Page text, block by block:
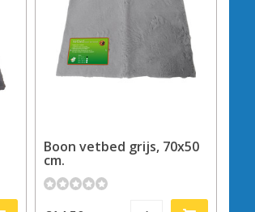
Boon vetbed grijs, 70x50
cm.